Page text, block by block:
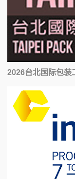
2026台北国际包装